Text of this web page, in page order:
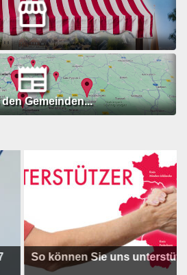
Gemeinden...
können Sie uns unterstützen !